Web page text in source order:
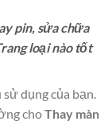
pin, sửa chữa
loại nào tốt
dụng của bạn.
choThay màn